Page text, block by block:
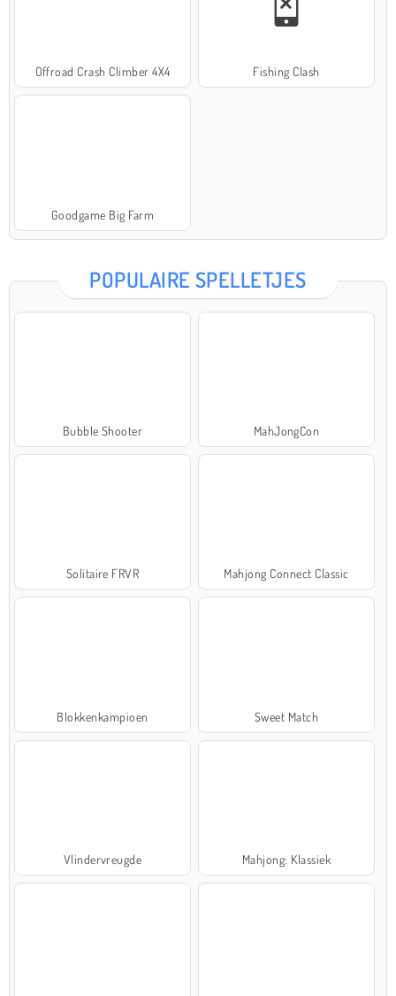
Offroad Crash Climber 4X4 Fishing Clash
Goodgame Big Farm
POPULAIRE SPELLETJES
Bubble Shooter MahJongCon
Solitaire FRVR Mahjong Connect Classic
Blokkenkampioen Sweet Match
Vlindervreugde Mahjong: Klassiek